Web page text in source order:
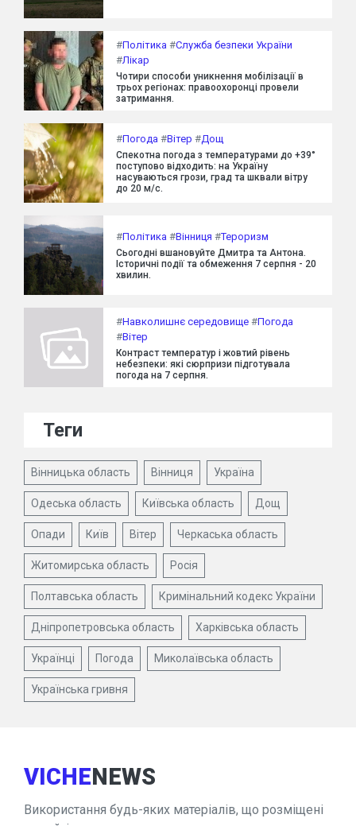
#Політика #Служба безпеки України
#Лікар
Чотири способи уникнення мобілізації в
трьох регіонах: правоохоронці провели
затримання.
#Погода #Вітер #Дощ
Спекотна погода з температурами до +39°
поступово відходить: на Україну
насуваються грози, град та шквали вітру
до 20 м/с.
#Політика #Вінниця #Тероризм
Сьогодні вшановуйте Дмитра та Антона.
Історичні події та обмеження 7 серпня - 20
хвилин.
#Навколишнє середовище #Погода
#Вітер
Контраст температур і жовтий рівень
небезпеки: які сюрпризи підготувала
погода на 7 серпня.
Теги
Вінницька область Вінниця Україна
Одеська область Київська область Дощ
Опади Київ Вітер Черкаська область
Житомирська область Росія
Полтавська область Кримінальний кодекс України
Дніпропетровська область Харківська область
Українці Погода Миколаївська область
Українська гривня
VICHENEWS
Використання будь-яких матеріалів, що розміщені